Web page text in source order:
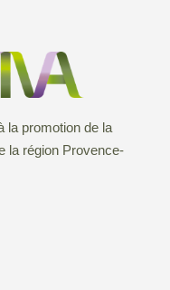
la promotion de la
la région Provence-